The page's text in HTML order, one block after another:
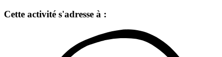
Cette activité s'adresse à :